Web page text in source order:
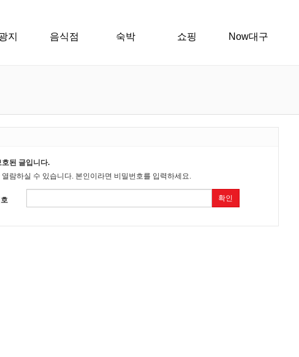
지 음식점 숙박 쇼핑 Now대구
된 글입니다.
람하실 수 있습니다. 본인이라면 비밀번호를 입력하세요.
확인